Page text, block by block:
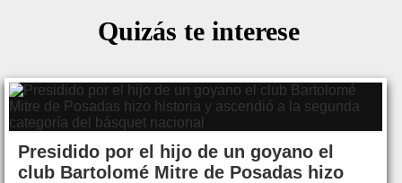
Quizás te interese
Presidido por el hijo de un goyano el
club Bartolomé Mitre de Posadas hizo